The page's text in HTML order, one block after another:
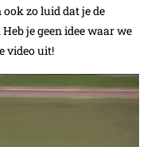
zo luid dat je de
je geen idee waar we
video uit!